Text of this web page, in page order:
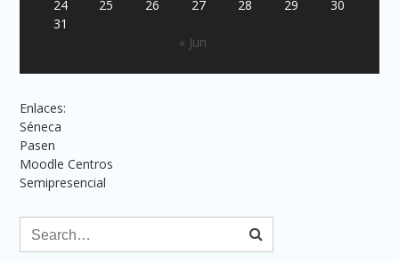
24 25 26 27 28 29
30
31
« Jun
Enlaces:
Séneca
Pasen
Moodle Centros
Semipresencial